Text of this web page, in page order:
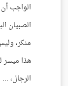
الواجب
الصبيان
منكر،
هذا ميسر
الرجال، ...